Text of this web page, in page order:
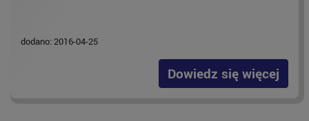
dodano: 2016-04-25
Dowiedz się więcej